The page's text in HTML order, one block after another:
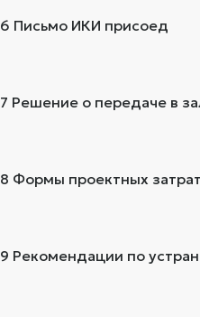
6 Письмо ИКИ присоед
7 Решение о передаче в
8 Формы проектных
9 Рекомендации по